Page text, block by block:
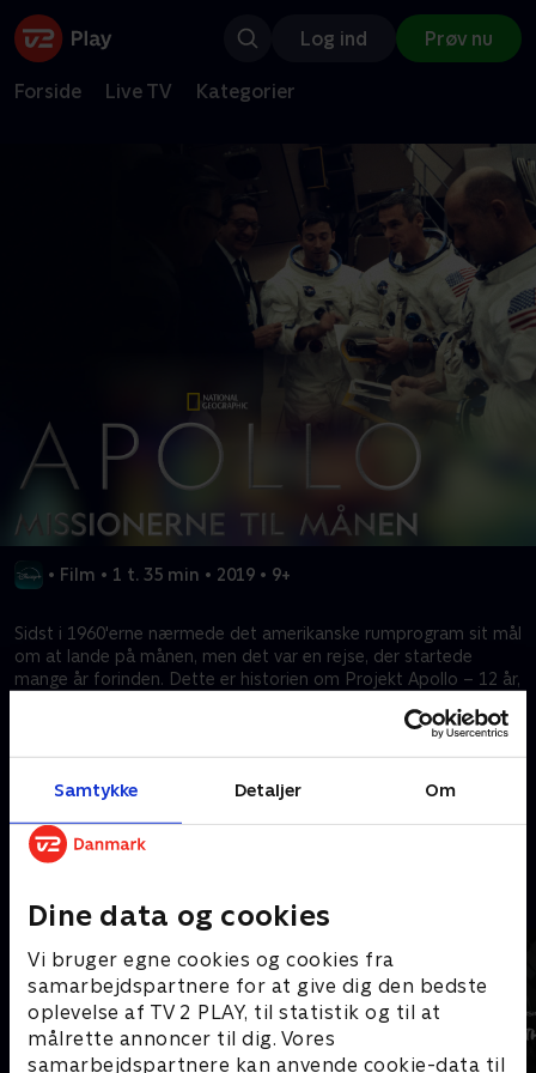
Samtykke Detaljer Om
Dine data og cookies
Vi bruger egne cookies og cookies fra
samarbejdspartnere for at give dig den bedste
oplevelse af TV 2 PLAY, til statistik og til at
målrette annoncer til dig. Vores
samarbejdspartnere kan anvende cookie-data til
Log ind Prøv nu
Forside Live TV Kategorier
• Film • 1 t. 35 min • 2019 • 9+
Sidst i 1960'erne nærmede det amerikanske rumprogram sit mål
om at lande på månen, men det var en rejse, der startede
mange år forinden. Dette er historien om Projekt Apollo – 12 år,
arkivoptagelser og lyd kaster den bemærkelsesværdige
Kræver tilkøb
Mere indhold fra Disney+